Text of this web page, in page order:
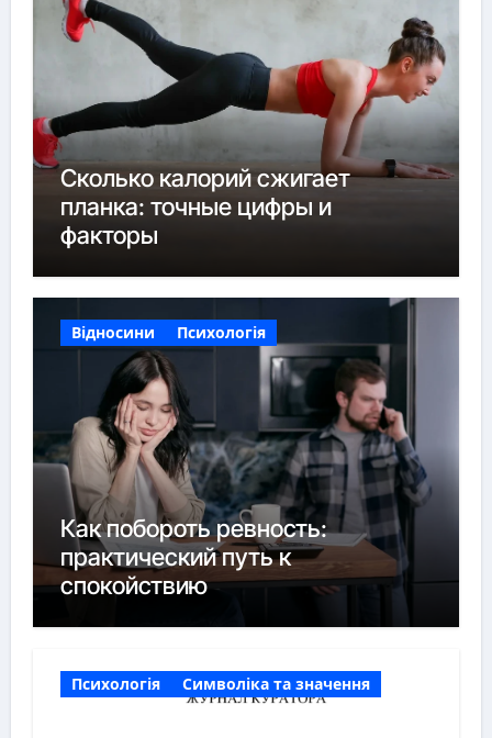
Сколько калорий сжигает
планка: точные цифры и
факторы
Відносини Психологія
Как побороть ревность:
практический путь к
спокойствию
Психологія Символіка та значення